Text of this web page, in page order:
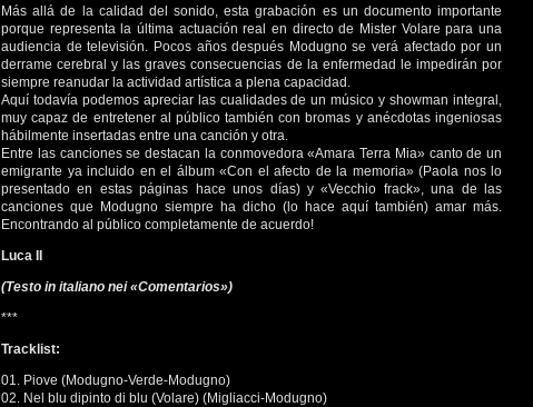
Más allá de la calidad del sonido, esta grabación es un documento importante
porque representa la última actuación real en directo de Mister Volare para una
audiencia de televisión. Pocos años después Modugno se verá afectado por un
derrame cerebral y las graves consecuencias de la enfermedad le impedirán por
siempre reanudar la actividad artística a plena capacidad.
Aquí todavía podemos apreciar las cualidades de un músico y showman integral,
muy capaz de entretener al público también con bromas y anécdotas ingeniosas
hábilmente insertadas entre una canción y otra.
Entre las canciones se destacan la conmovedora «Amara Terra Mia» canto de un
emigrante ya incluido en el álbum «Con el afecto de la memoria» (Paola nos lo
presentado en estas páginas hace unos días) y «Vecchio frack», una de las
canciones que Modugno siempre ha dicho (lo hace aquí también) amar más.
Encontrando al público completamente de acuerdo!
Luca II
(Testo in italiano nei «Comentarios»)
***
Tracklist:
01. Piove (Modugno-Verde-Modugno)
02. Nel blu dipinto di blu (Volare) (Migliacci-Modugno)